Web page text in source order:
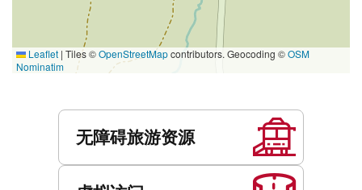
Leaflet | Tiles ©OpenStreetMapcontributors. Geocoding ©OSM
Nominatim
无障碍旅游资源